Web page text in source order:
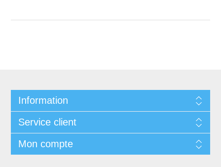
Information
Service client
Mon compte